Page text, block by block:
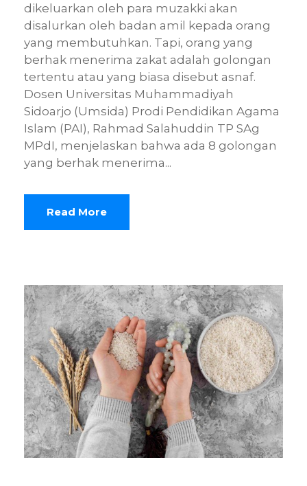
dikeluarkan oleh para muzakki akan
disalurkan oleh badan amil kepada orang
yang membutuhkan. Tapi, orang yang
berhak menerima zakat adalah golongan
tertentu atau yang biasa disebut asnaf.
Dosen Universitas Muhammadiyah
Sidoarjo (Umsida) Prodi Pendidikan Agama
Islam (PAI), Rahmad Salahuddin TP SAg
MPdI, menjelaskan bahwa ada 8 golongan
yang berhak menerima...
Read More